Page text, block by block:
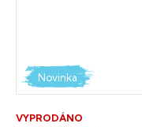
Novinka
VYPRODÁNO